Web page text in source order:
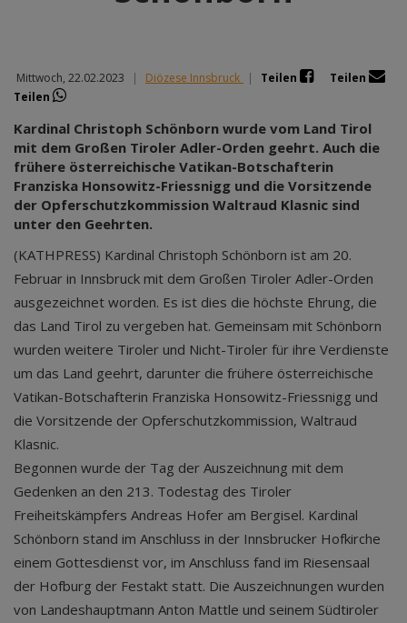
Mittwoch, 22.02.2023 | Diözese Innsbruck | Teilen
Teilen
Teilen
Kardinal Christoph Schönborn wurde vom Land Tirol
mit dem Großen Tiroler Adler-Orden geehrt. Auch die
frühere österreichische Vatikan-Botschafterin
Franziska Honsowitz-Friessnigg und die Vorsitzende
der Opferschutzkommission Waltraud Klasnic sind
unter den Geehrten.
(KATHPRESS) Kardinal Christoph Schönborn ist am 20.
Februar in Innsbruck mit dem Großen Tiroler Adler-Orden
ausgezeichnet worden. Es ist dies die höchste Ehrung, die
das Land Tirol zu vergeben hat. Gemeinsam mit Schönborn
wurden weitere Tiroler und Nicht-Tiroler für ihre Verdienste
um das Land geehrt, darunter die frühere österreichische
Vatikan-Botschafterin Franziska Honsowitz-Friessnigg und
die Vorsitzende der Opferschutzkommission, Waltraud
Klasnic.
Begonnen wurde der Tag der Auszeichnung mit dem
Gedenken an den 213. Todestag des Tiroler
Freiheitskämpfers Andreas Hofer am Bergisel. Kardinal
Schönborn stand im Anschluss in der Innsbrucker Hofkirche
einem Gottesdienst vor, im Anschluss fand im Riesensaal
der Hofburg der Festakt statt. Die Auszeichnungen wurden
von Landeshauptmann Anton Mattle und seinem Südtiroler